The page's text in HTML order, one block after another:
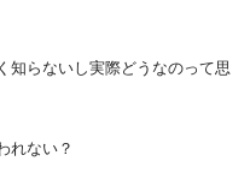
知らないし実際どうなのって思
れない？